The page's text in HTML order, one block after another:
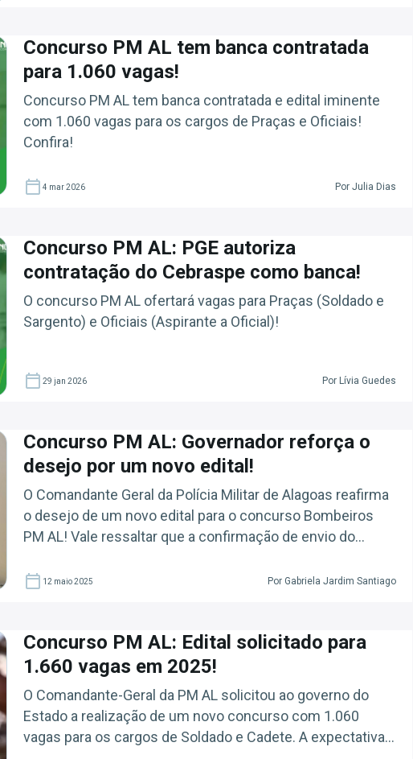
Concurso PM AL tem banca contratada
para 1.060 vagas!
Concurso PM AL tem banca contratada e edital iminente
com 1.060 vagas para os cargos de Praças e Oficiais!
Confira!
4 mar 2026 Por Julia Dias
Concurso PM AL: PGE autoriza
contratação do Cebraspe como banca!
O concurso PM AL ofertará vagas para Praças (Soldado e
Sargento) e Oficiais (Aspirante a Oficial)!
29 jan 2026 Por Lívia Guedes
Concurso PM AL: Governador reforça o
desejo por um novo edital!
O Comandante Geral da Polícia Militar de Alagoas reafirma
o desejo de um novo edital para o concurso Bombeiros
PM AL! Vale ressaltar que a confirmação de envio do
pelo Coronel!
12 maio 2025 Por Gabriela Jardim Santiago
Concurso PM AL: Edital solicitado para
1.660 vagas em 2025!
O Comandante-Geral da PM AL solicitou ao governo do
Estado a realização de um novo concurso com 1.060
vagas para os cargos de Soldado e Cadete. A expectativa é